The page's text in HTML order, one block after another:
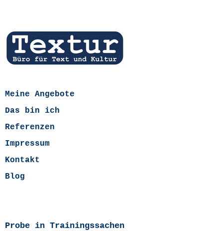
Meine Angebote
Das bin ich
Referenzen
Impressum
Kontakt
Blog
Probe in Trainingssachen